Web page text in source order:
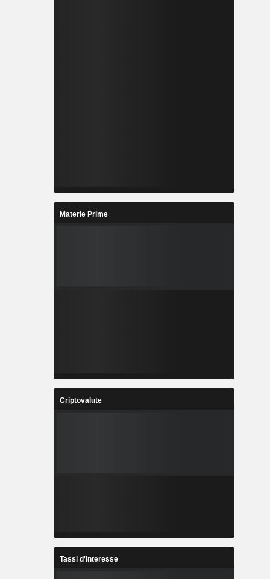
Materie Prime
Criptovalute
Tassi d'Interesse